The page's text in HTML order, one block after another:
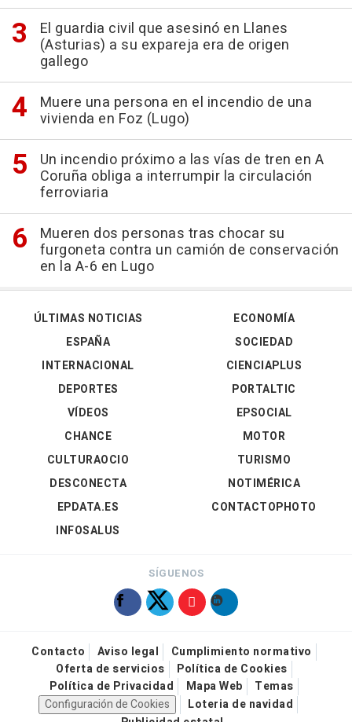
El guardia civil que asesinó en Llanes
(Asturias) a su expareja era de origen
gallego
Muere una persona en el incendio de una
vivienda en Foz (Lugo)
Un incendio próximo a las vías de tren en A
Coruña obliga a interrumpir la circulación
ferroviaria
Mueren dos personas tras chocar su
furgoneta contra un camión de conservación
en la A-6 en Lugo
ÚLTIMAS NOTICIAS
ESPAÑA
INTERNACIONAL
DEPORTES
VÍDEOS
ECONOMÍA
SOCIEDAD
CIENCIAPLUS
PORTALTIC
EPSOCIAL
CHANCE
CULTURAOCIO
DESCONECTA
EPDATA.ES
INFOSALUS
MOTOR
TURISMO
NOTIMÉRICA
CONTACTOPHOTO
SÍGUENOS
Contacto Aviso legal
Cumplimiento normativo
Oferta de servicios
Política de Cookies
Política de Privacidad
Mapa Web
Temas
Configuración de Cookies
Loteria de navidad